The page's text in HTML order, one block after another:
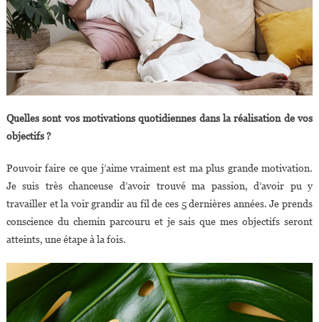
Quelles sont vos motivations quotidiennes dans la réalisation de vos
objectifs ?
Pouvoir faire ce que j’aime vraiment est ma plus grande motivation.
Je suis très chanceuse d’avoir trouvé ma passion, d’avoir pu y
travailler et la voir grandir au fil de ces 5 dernières années. Je prends
conscience du chemin parcouru et je sais que mes objectifs seront
atteints, une étape à la fois.